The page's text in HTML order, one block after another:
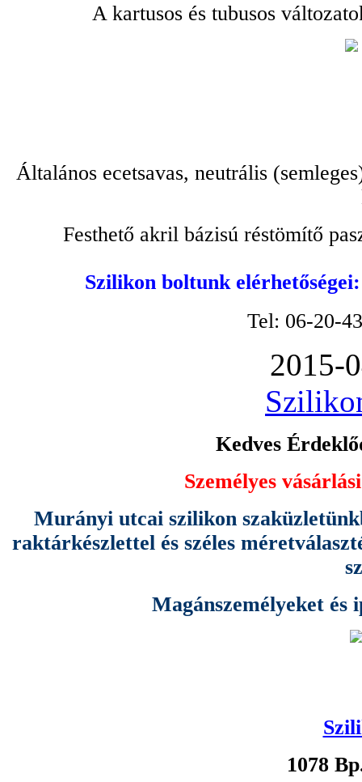
A kartusos és tubusos
Általános ecetsavas, neutrális
Festhető akril bázisú réstömítő
Szilikon boltunk
Tel: 06-20-
2015-
Kedves
Személyes
Murányi utcai szilikon
raktárkészlettel és széles
Magánszemélyeket és
1078